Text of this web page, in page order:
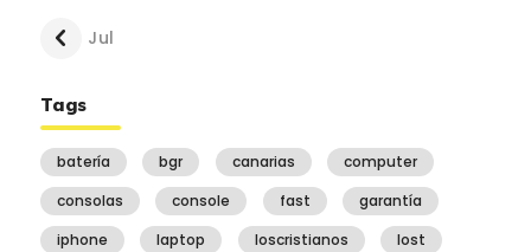
« Jul
Tags
batería bgr canarias
computer
consolas
console fast
garantía
iphone
laptop loscristianos
lost